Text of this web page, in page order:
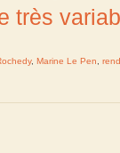
très
, Marine Le Pen